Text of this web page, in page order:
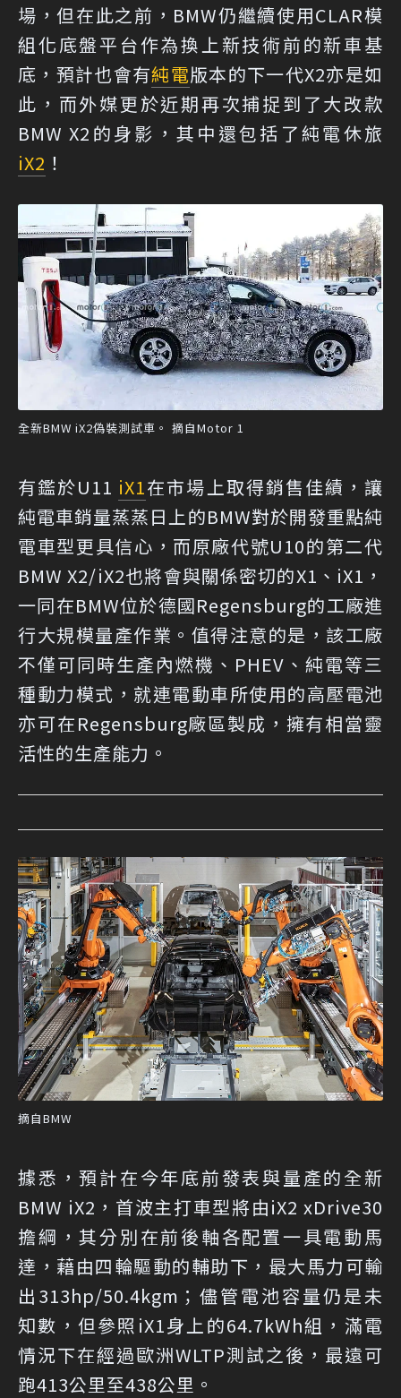
場，但在此之前，BMW仍繼續使用CLAR模
組化底盤平台作為換上新技術前的新車基
底，預計也會有純電版本的下一代X2亦是如
此，而外媒更於近期再次捕捉到了大改款
BMW X2的身影，其中還包括了純電休旅
iX2 ！
全新BMW iX2偽裝測試車。 摘自Motor 1
有鑑於U11 iX1在市場上取得銷售佳績，讓
純電車銷量蒸蒸日上的BMW對於開發重點純
電車型更具信心，而原廠代號U10的第二代
BMW X2/iX2也將會與關係密切的X1、iX1，
一同在BMW位於德國Regensburg的工廠進
行大規模量產作業。值得注意的是，該工廠
不僅可同時生產內燃機、PHEV、純電等三
種動力模式，就連電動車所使用的高壓電池
亦可在Regensburg廠區製成，擁有相當靈
活性的生產能力。
摘自BMW
據悉，預計在今年底前發表與量產的全新
BMW iX2，首波主打車型將由iX2 xDrive30
擔綱，其分別在前後軸各配置一具電動馬
達，藉由四輪驅動的輔助下，最大馬力可輸
出313hp/50.4kgm；儘管電池容量仍是未
知數，但參照iX1身上的64.7kWh組，滿電
情況下在經過歐洲WLTP測試之後，最遠可
跑413公里至438公里。